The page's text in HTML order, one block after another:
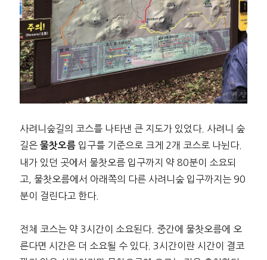
사려니숲길의 코스를 나타낸 큰 지도가 있었다. 사려니 숲
길은 물찻오름입구를 기준으로 크게 2개 코스로 나뉜다.
내가 있던 곳에서 물찻오름 입구까지 약 80분이 소요되
고, 물찻오름에서 아래쪽의 다른 사려니숲 입구까지는 90
분이 걸린다고 한다.
전체 코스는 약 3시간이 소요된다. 중간에 물찻오름에 오
른다면 시간은 더 소요될 수 있다. 3시간이란 시간이 결코